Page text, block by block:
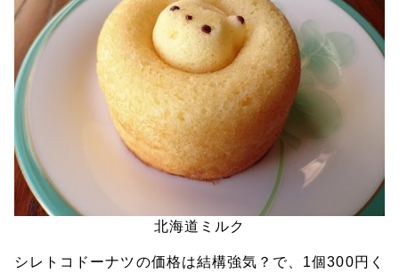
北海道ミルク
シレトコドーナツの価格は結構強気？で、1個300円く